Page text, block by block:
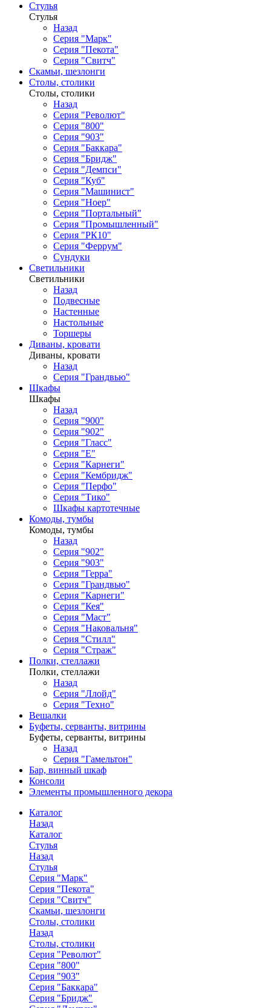
Стулья
Стулья
Назад
Серия "Марк"
Серия "Пекота"
Серия "Свитч"
Скамьи, шезлонги
Столы, столики
Столы, столики
Назад
Серия "Револют"
Серия "800"
Серия "903"
Серия "Баккара"
Серия "Бридж"
Серия "Демпси"
Серия "Куб"
Серия "Машинист"
Серия "Ноер"
Серия "Портальный"
Серия "Промышленный"
Серия "РК10"
Серия "Феррум"
Сундуки
Светильники
Светильники
Назад
Подвесные
Настенные
Настольные
Торшеры
Диваны, кровати
Диваны, кровати
Назад
Серия "Грандвью"
Шкафы
Шкафы
Назад
Серия "900"
Серия "902"
Серия "Гласс"
Серия "Е"
Серия "Карнеги"
Серия "Кембридж"
Серия "Перфо"
Серия "Тико"
Шкафы картотечные
Комоды, тумбы
Комоды, тумбы
Назад
Серия "902"
Серия "903"
Серия "Герра"
Серия "Грандвью"
Серия "Карнеги"
Серия "Кея"
Серия "Маст"
Серия "Наковальня"
Серия "Стилл"
Серия "Страж"
Полки, стеллажи
Полки, стеллажи
Назад
Серия "Ллойд"
Серия "Техно"
Вешалки
Буфеты, серванты, витрины
Буфеты, серванты, витрины
Назад
Серия "Гамельтон"
Бар, винный шкаф
Консоли
Элементы промышленного декора
Каталог
Назад
Каталог
Стулья
Назад
Стулья
Серия "Марк"
Серия "Пекота"
Серия "Свитч"
Скамьи, шезлонги
Столы, столики
Назад
Столы, столики
Серия "Револют"
Серия "800"
Серия "903"
Серия "Баккара"
Серия "Бридж"